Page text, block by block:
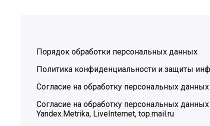
Порядок обработки персональных данных
Политика конфиденциальности и защиты
Согласие на обработку персональных
Согласие на обработку персональных
Yandex.Metrika, LiveInternet, top.mail.ru